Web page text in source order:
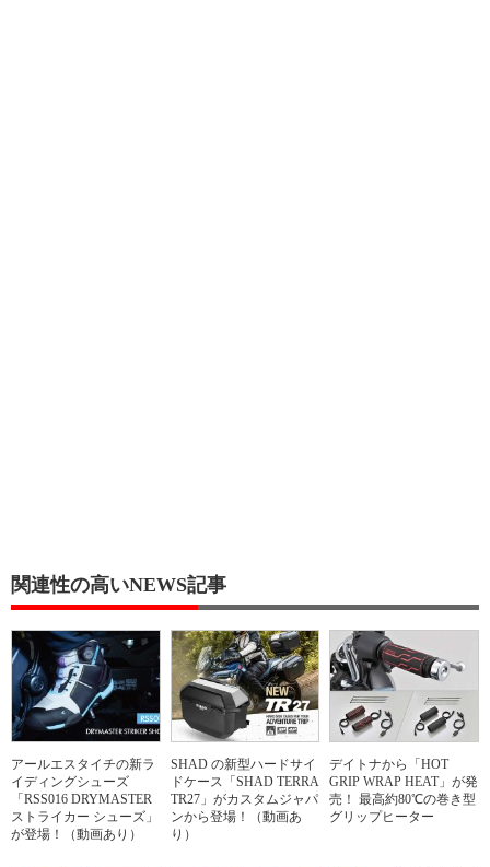
関連性の高いNEWS記事
アールエスタイチの新ラ
イディングシューズ
「RSS016 DRYMASTER
ストライカー シューズ」
が登場！（動画あり）
SHAD の新型ハードサイ
ドケース「SHAD TERRA
TR27」がカスタムジャパ
ンから登場！（動画あ
り）
デイトナから「HOT
GRIP WRAP HEAT」が発
売！ 最高約80℃の巻き型
グリップヒーター